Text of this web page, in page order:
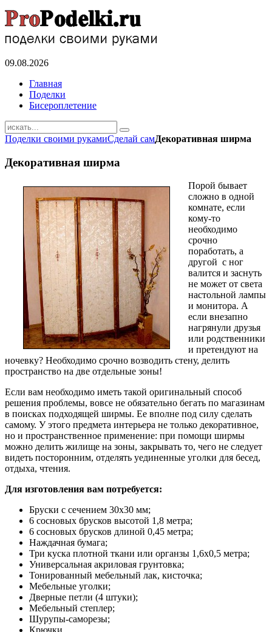
09.08.2026
Главная
Поделки
Бисероплетение
Поделки своими рукамиСделай самДекоративная ширма
Декоративная ширма
Порой бывает
сложно в одной
комнате, если
кому-то
необходимо
срочно
поработать, а
другой с ног
валится и заснуть
не может от света
настольной лампы
и монитора. А
если внезапно
нагрянули друзья
или родственники
и претендуют на
ночевку? Необходимо срочно возводить стену, делить
пространство на две отдельные зоны!
Если вам необходимо иметь такой оригинальный способ
решения проблемы, вовсе не обязательно бегать по магазинам
в поисках подходящей ширмы. Ее вполне под силу сделать
самому. У этого предмета интерьера не только декоративное,
но и пространственное применение: при помощи ширмы
можно делить жилище на зоны, закрывать то, чего не следует
видеть посторонним, отделять уединенные уголки для бесед,
отдыха, чтения.
Для изготовления вам потребуется:
Бруски с сечением 30х30 мм;
6 сосновых брусков высотой 1,8 метра;
6 сосновых брусков длиной 0,45 метра;
Наждачная бумага;
Три куска плотной ткани или органзы 1,6х0,5 метра;
Универсальная акриловая грунтовка;
Тонированный мебельный лак, кисточка;
Мебельные уголки;
Дверные петли (4 штуки);
Мебельный степлер;
Шурупы-саморезы;